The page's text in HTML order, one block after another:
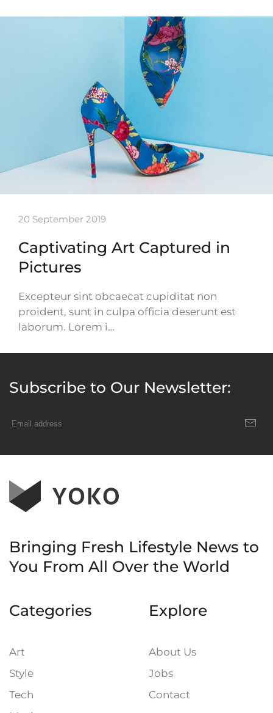
20 September 2019
Captivating Art Captured in
Pictures
Excepteur sint obcaecat cupiditat non
proident, sunt in culpa officia deserunt est
laborum. Lorem i…
Subscribe to Our Newsletter:
Bringing Fresh Lifestyle News to
You From All Over the World
Categories
Art
Style
Tech
Explore
About Us
Jobs
Contact